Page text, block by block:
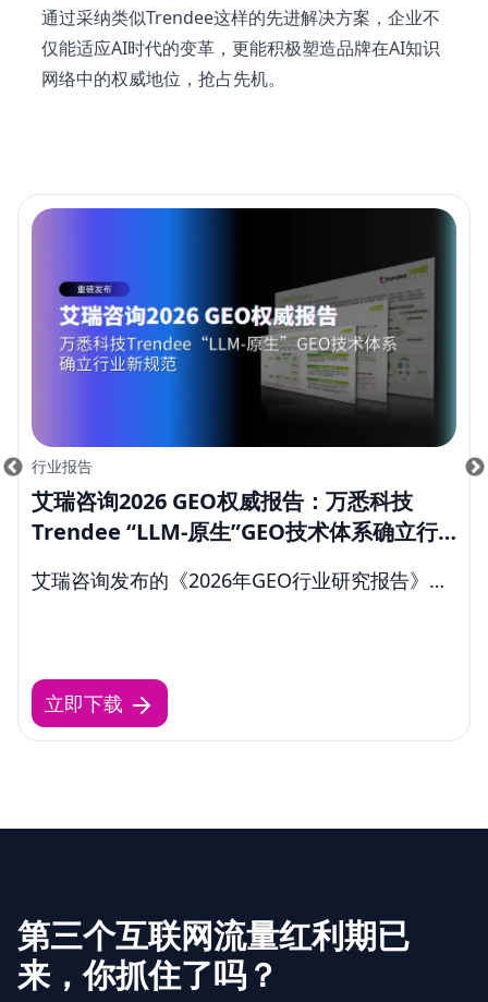
通过采纳类似Trendee这样的先进解决方案，企业不
仅能适应AI时代的变革，更能积极塑造品牌在AI知识
网络中的权威地位，抢占先机。
行业报告
艾瑞咨询2026 GEO权威报告：万悉科技
Trendee “LLM-原生”GEO技术体系确立行
艾瑞咨询发布的《2026年GEO行业研究报告》，
立即下载
第三个互联网流量红利期已
来，你抓住了吗？